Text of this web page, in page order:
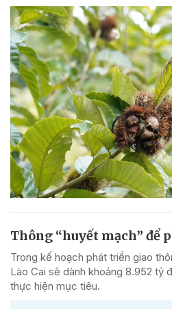
Thông “huyết mạch” để
Trong kế hoạch phát triển giao
Lào Cai sẽ dành khoảng 8.952 tỷ
thực hiện mục tiêu.